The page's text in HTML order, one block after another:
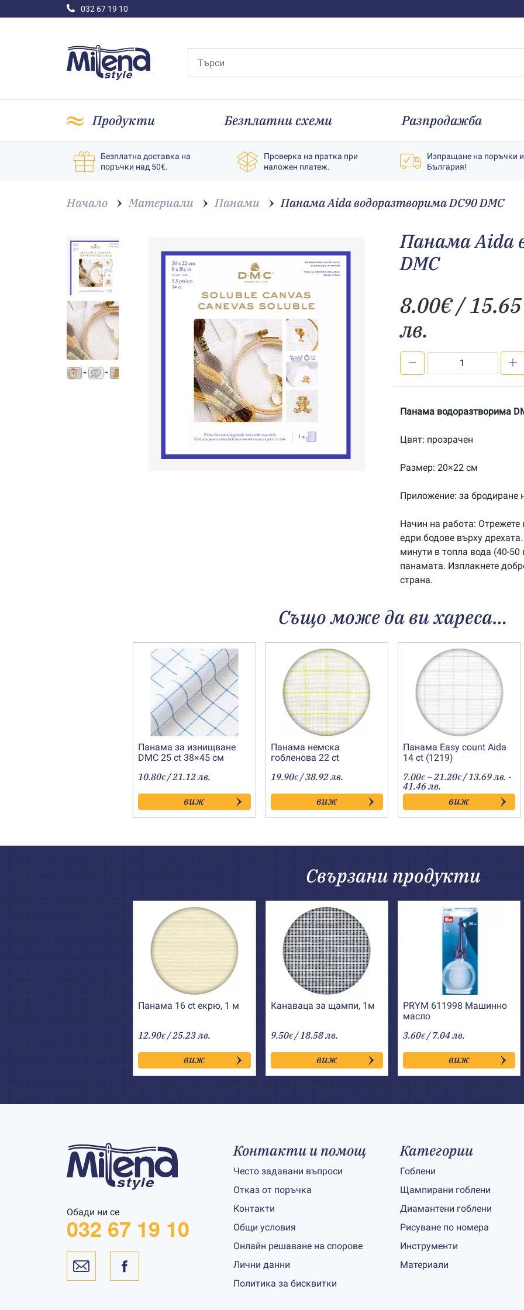
032 67 19 10
Продукти Безплатни схеми Разпродажба
Безплатна доставка на
поръчки над 50€.
Проверка на пратка при
наложен платеж.
Изпращане на поръчки
България!
Начало Материали Панами Панама Aida водоразтворима DC90 DMC
Панама Aida
DMC
8.00€/ 15.65
лв.
Aida
DC90
Панама водоразтворима
Цвят: прозрачен
Размер: 20×22 см
Приложение: за бродиране
Начин на работа:
едри бодове върху
минути в топла вода (40-
панамата. Изплакнете
страна.
Също може да ви хареса…
Панама за изнищване
DMC 25 ct 38×45 см
10.80€ / 21.12 лв.
виж
Панама немска
гобленова 22 ct
19.90€/ 38.92 лв.
виж
Панама Easy count Aida
14 ct (1219)
7.00€ –21.20€Price
range:
7.00€
through
21.20€
/ 13.69 лв. -
41.46 лв.
виж
Свързани продукти
Панама 16 ct екрю, 1 м
12.90€ / 25.23 лв.
виж
Канаваца за щампи, 1м
9.50€/ 18.58 лв.
виж
PRYM 611998 Машинно
масло
3.60€ / 7.04 лв.
виж
Обади ни се
032 67 19 10
Контакти и помощ
Често задавани въпроси
Отказ от поръчка
Контакти
Общи условия
Онлайн решаване на спорове
Лични данни
Политика за бисквитки
Категории
Гоблени
Щампирани гоблени
Диамантени гоблени
Рисуване по номера
Инструменти
Материали